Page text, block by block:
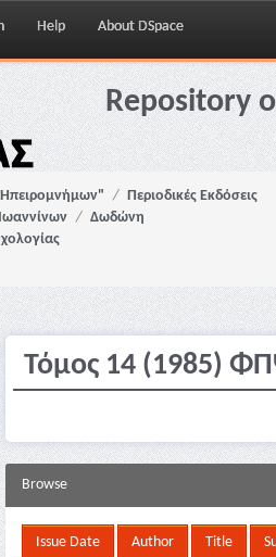
Help About DSpace
Repository
Περιοδικές Εκδόσεις
Δωδώνη
Τόμος 14 (1985)
Browse